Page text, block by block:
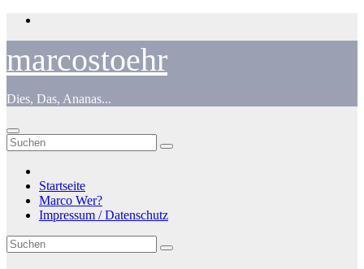
Zum
marcostoehr
Dies, Das, Ananas...
Startseite
Marco Wer?
Impressum / Datenschutz